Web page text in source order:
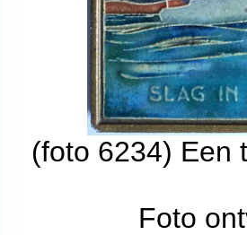
(foto 6234) Een
Foto